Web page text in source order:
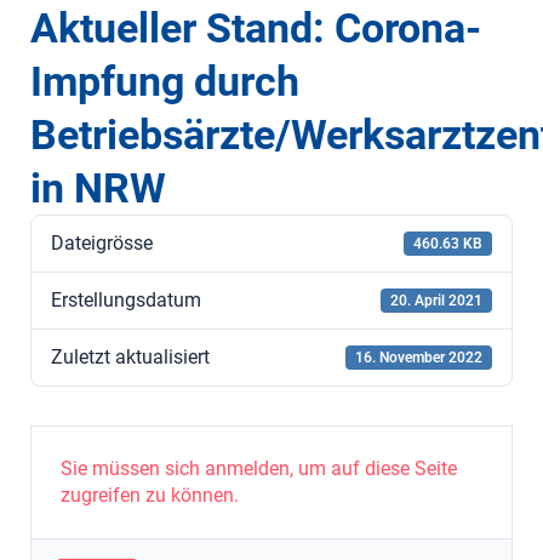
Aktueller Stand: Corona-
Impfung durch
Betriebsärzte/
in NRW
Dateigrösse 460.63 KB
Erstellungsdatum 20. April 2021
Zuletzt aktualisiert 16. November 2022
Sie müssen sich anmelden, um auf diese Seite
zugreifen zu können.